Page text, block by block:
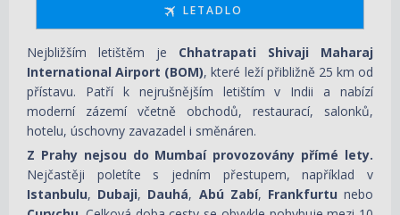
LETADLO
Nejbližším letištěm je Chhatrapati Shivaji Maharaj
International Airport (BOM), které leží přibližně 25 km od
přístavu. Patří k nejrušnějším letištím v Indii a nabízí
moderní zázemí včetně obchodů, restaurací, salonků,
hotelu, úschovny zavazadel i směnáren.
Z Prahy nejsou do Mumbaí provozovány přímé lety.
Nejčastěji poletíte s jedním přestupem, například v
Istanbulu, Dubaji, Dauhá, Abú Zabí, Frankfurtu nebo